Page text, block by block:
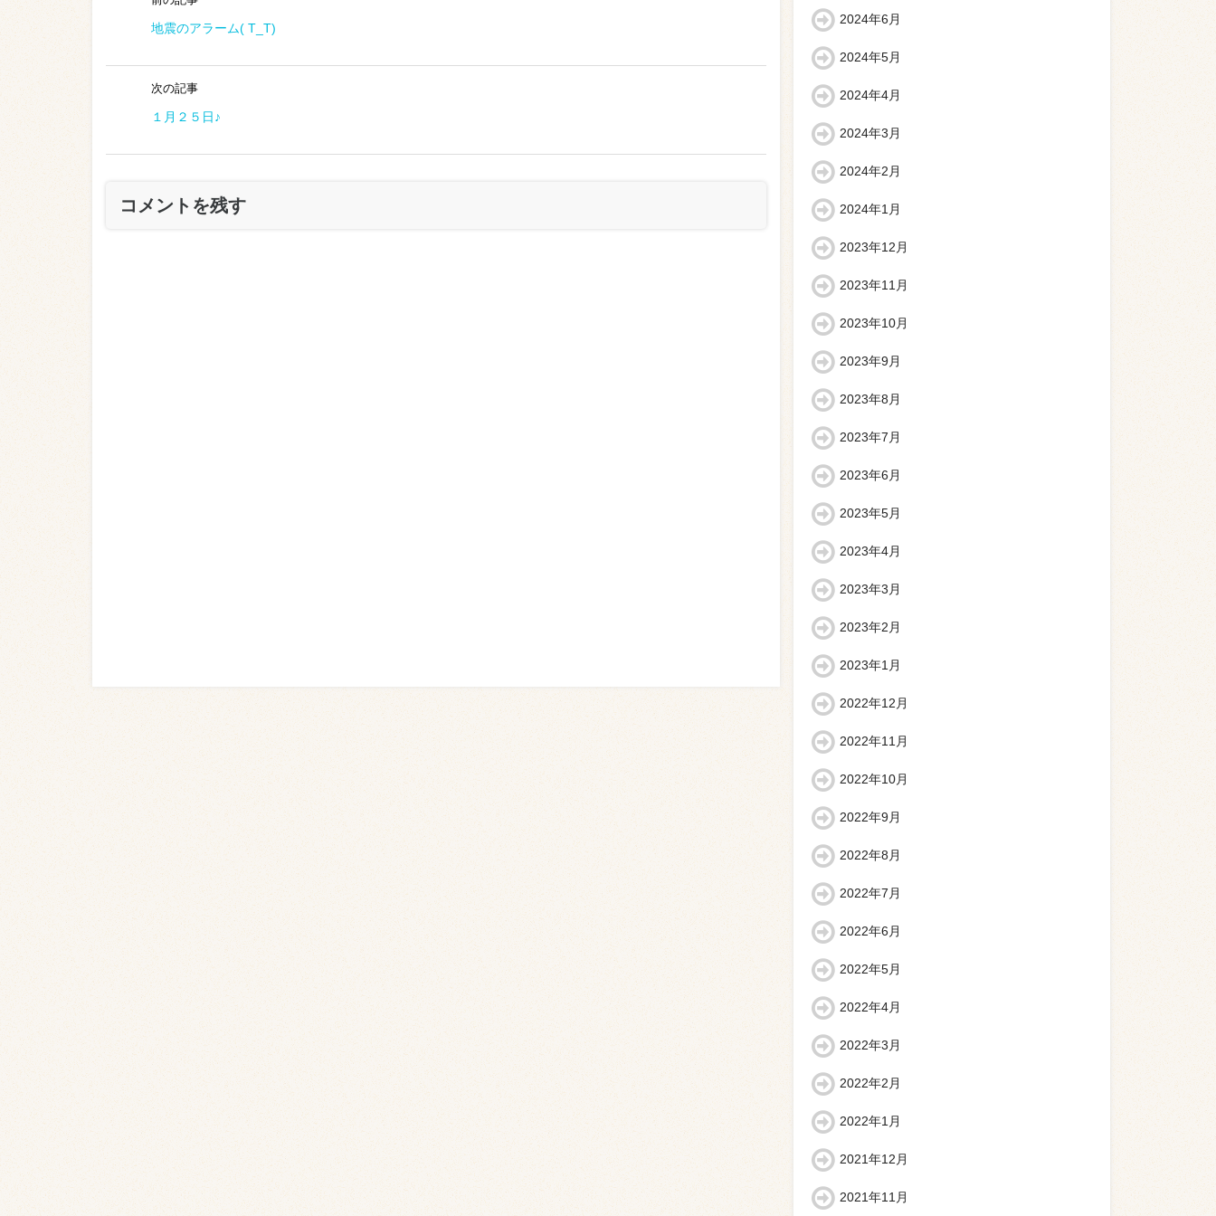
地震のアラーム( T_T)
次の記事
１月２５日♪
コメントを残す
2024年6月
2024年5月
2024年4月
2024年3月
2024年2月
2024年1月
2023年12月
2023年11月
2023年10月
2023年9月
2023年8月
2023年7月
2023年6月
2023年5月
2023年4月
2023年3月
2023年2月
2023年1月
2022年12月
2022年11月
2022年10月
2022年9月
2022年8月
2022年7月
2022年6月
2022年5月
2022年4月
2022年3月
2022年2月
2022年1月
2021年12月
2021年11月